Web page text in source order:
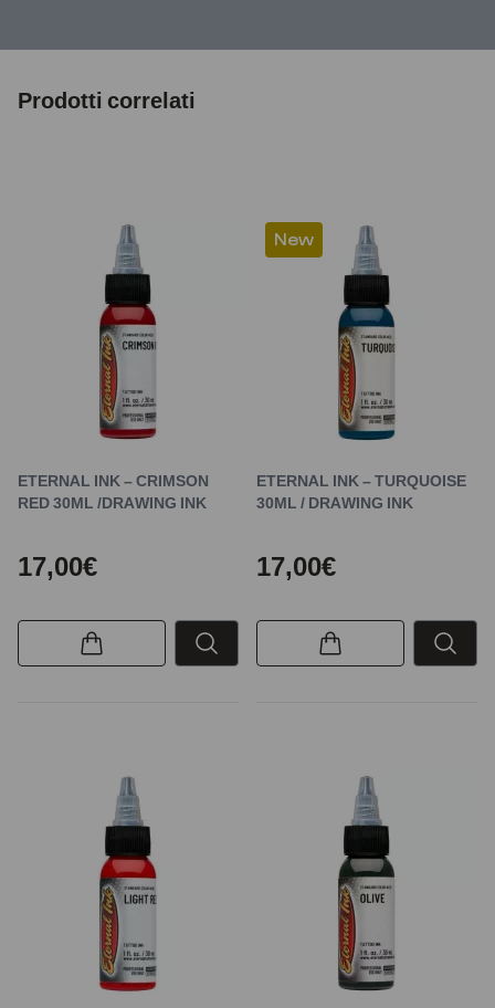
Prodotti correlati
ETERNAL INK – CRIMSON
RED 30ML /DRAWING INK
17,00€
New
ETERNAL INK – TURQUOISE
30ML / DRAWING INK
17,00€